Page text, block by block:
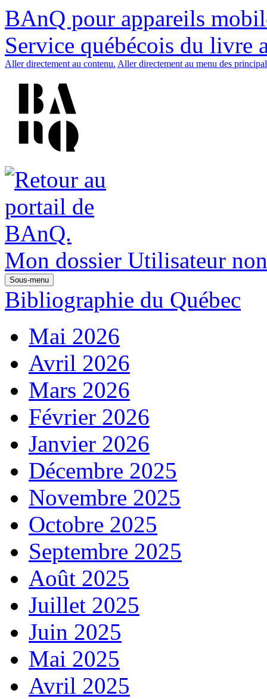
BAnQ pour appareils
Service québécois du livre
Aller directement au contenu. Aller directement au menu des
Mon dossier Utilisateur
Sous-menu
Bibliographie du Québec
Mai 2026
Avril 2026
Mars 2026
Février 2026
Janvier 2026
Décembre 2025
Novembre 2025
Octobre 2025
Septembre 2025
Août 2025
Juillet 2025
Juin 2025
Mai 2025
Avril 2025